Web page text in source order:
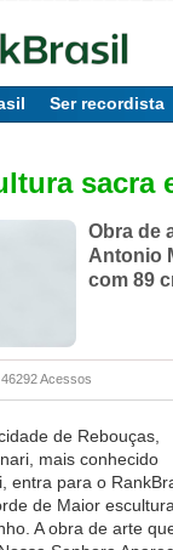
Ser recordista
sacra
Obra de
Antonio
com 89
46292 Acessos
de Rebouças,
mais conhecido
entra para o
de Maior escultura
A obra de arte